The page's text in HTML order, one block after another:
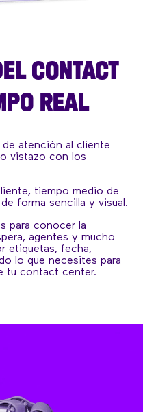
CONTACT
REAL
atención al cliente
vistazo con los
tiempo medio de
forma sencilla y visual.
para conocer la
agentes y mucho
etiquetas, fecha,
lo que necesites para
tu contact center.